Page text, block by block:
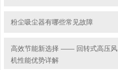
粉尘吸尘器有哪些常见故障
高效节能新选择 —— 回转式高压风
机性能优势详解